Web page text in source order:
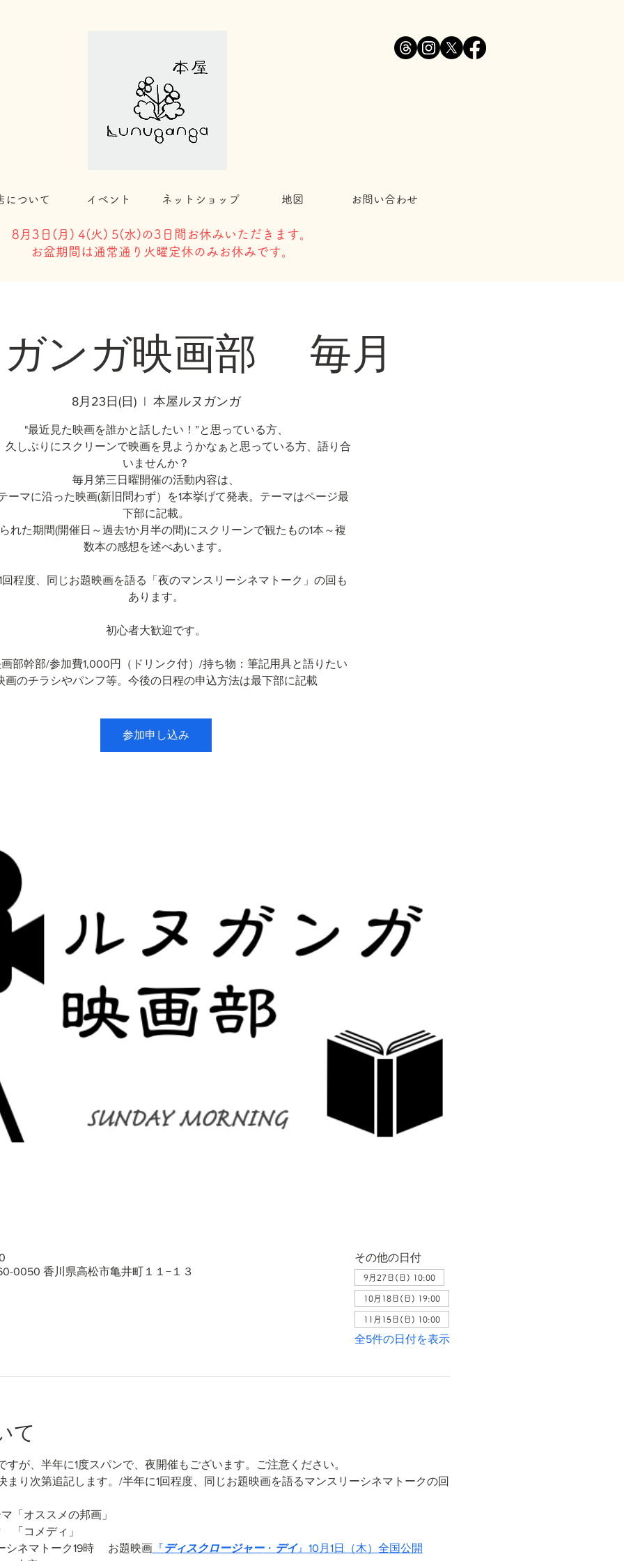
について イベント ネットショップ 地図 お問い合わせ
8月3日( 月) 4(火) 5(水)の3日間お休みいただきます。
​お盆期間は通常通り火曜定休のみお休みです。
ンガ映画部 毎月
8月23日(日)
  |
本屋ルヌガンガ
"最近見た映画を誰かと話したい！”と思っている方、
久しぶりにスクリーンで映画を見ようかなぁと思っている方、語り合
いませんか？
毎月第三日曜開催の活動内容は、
ーマに沿った映画(新旧問わず）を1本挙げて発表。テーマはページ最
下部に記載。
れた期間(開催日～過去1か月半の間)にスクリーンで観たもの1本～複
数本の感想を述べあいます。
回程度、同じお題映画を語る「夜のマンスリーシネマトーク」の回も
あります。
初心者大歓迎です。
部幹部/参加費1,000円（ドリンク付）/持ち物：筆記用具と語りたい
画のチラシやパンフ等。今後の日程の申込方法は最下部に記載
参加申し込み
0050 香川県高松市亀井町１１−１３
その他の日付
9月27日(日) 10:00
10月18日(日) 19:00
11月15日(日) 10:00
全5件の日付を表示
て
が、半年に1度スパンで、夜開催もございます。ご注意ください。
まり次第追記します。/半年に1回程度、同じお題映画を語るマンスリーシネマトークの回
「オススメの邦画」
「コメディ」
ネマトーク19時 　お題映画『ディスクロージャー・ デイ』10月1日（木）全国公開